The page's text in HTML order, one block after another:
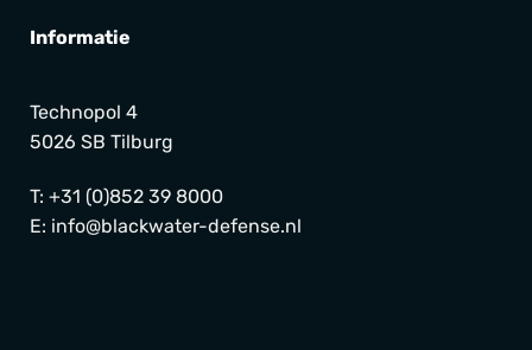
Informatie
Technopol 4
5026 SB Tilburg
T: +31 (0)852 39 8000
E: info@blackwater-defense.nl